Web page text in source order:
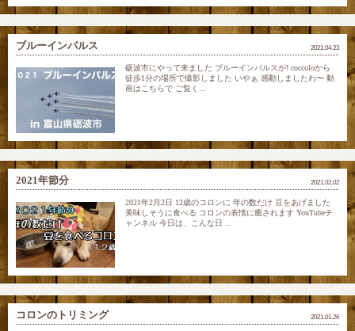
2021.04.23
ブルーインパルス
砺波市にやって来ました ブルーインパルスが! coccoloから
徒歩1分の場所で撮影しました いやぁ 感動しましたわ〜 動
画はこちらで ご覧く...
2021.02.02
2021年節分
2021年2月2日 12歳のコロンに 年の数だけ 豆をあげました
美味しそうに食べる コロンの表情に癒されます YouTubeチ
ャンネル 今日は、こんな日 ...
2021.01.26
コロンのトリミング